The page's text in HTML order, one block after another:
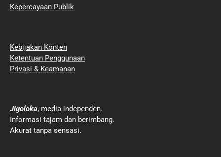
Kepercayaan Publik
Kebijakan Konten
Ketentuan Penggunaan
Privasi & Keamanan
Jigoloka, media independen.
Informasi tajam dan berimbang.
Akurat tanpa sensasi.